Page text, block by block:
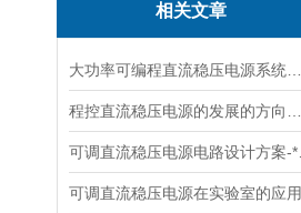
相关文章
可调直流稳压电源在实验室的应用